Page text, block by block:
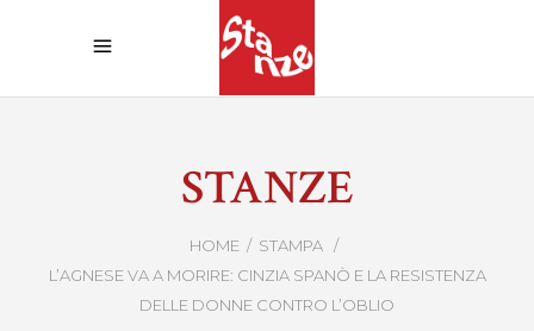
STANZE
HOME / STAMPA /
L’AGNESE VA A MORIRE: CINZIA SPANÒ E LA RESISTENZA
DELLE DONNE CONTRO L’OBLIO